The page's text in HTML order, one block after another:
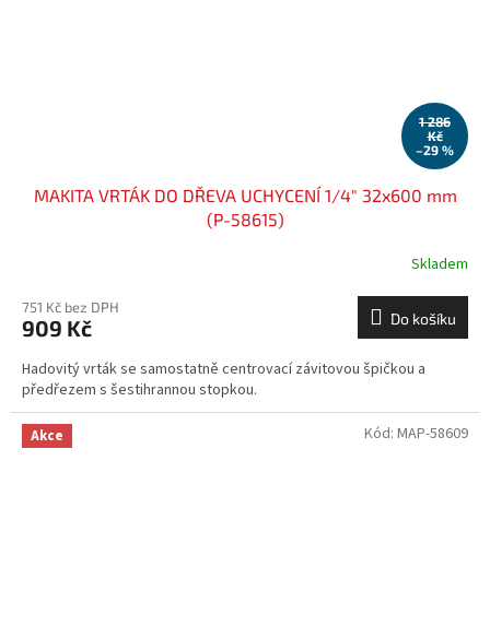
1 286
Kč
–29 %
MAKITA VRTÁK DO DŘEVA UCHYCENÍ 1/4" 32x600 mm
(P-58615)
Skladem
751 Kč bez DPH
909 Kč Do košíku
Hadovitý vrták se samostatně centrovací závitovou špičkou a
předřezem s šestihrannou stopkou.
Akce Kód: MAP-58609